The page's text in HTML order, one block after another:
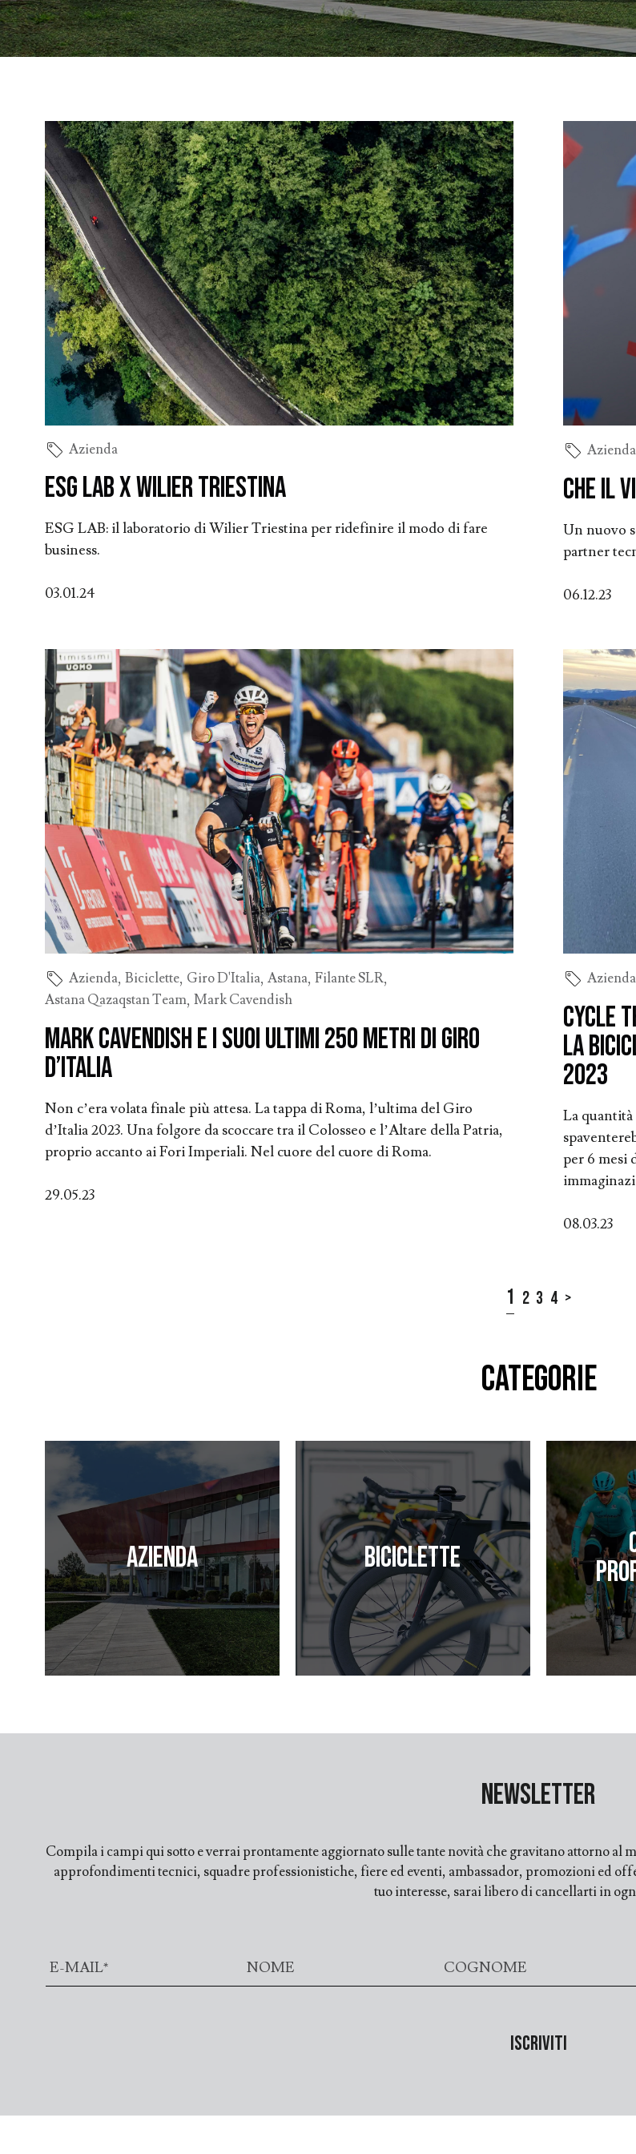
Azienda
ESG LAB x WILIER TRIESTINA
ESG LAB: il laboratorio di Wilier Triestina per ridefinire il modo di fare
business.
03.01.24
Azienda
Che il
Un nuovo
partner
06.12.23
Azienda,Biciclette, Giro D'Italia,Astana,Filante SLR,
Astana Qazaqstan Team,Mark Cavendish
Mark Cavendish e i suoi ultimi 250 metri di Giro
d’Italia
Non c’era volata finale più attesa. La tappa di Roma, l’ultima del Giro
d’Italia 2023. Una folgore da scoccare tra il Colosseo e l’Altare della Patria,
proprio accanto ai Fori Imperiali. Nel cuore del cuore di Roma.
29.05.23
Azienda
Cycle
la
2023
La
per 6 mesi
08.03.23
1 2 3 4 >
CATEGORIE
Azienda Biciclette
Newsletter
Compila i campi qui sotto e verrai prontamente aggiornato sulle tante novità che gravitano attorno
approfondimenti tecnici, squadre professionistiche, fiere ed eventi, ambassador, promozioni ed
tuo interesse, sarai libero di cancellarti in